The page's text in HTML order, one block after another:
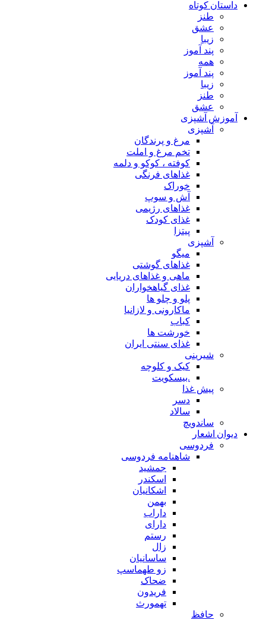
داستان کوتاه
طنز
عشق
زیبا
پند آموز
همه
پند آموز
زیبا
طنز
عشق
آموزش آشپزی
آشپزی
مرغ و پرندگان
تخم مرغ و املت
کوفته ، کوکو و دلمه
غذاهای فرنگی
خوراک
آش و سوپ
غذاهای رژیمی
غذای کودک
پیتزا
آشپزی
میگو
غذاهای گوشتی
ماهی و غذاهای دریایی
غذای گیاهخواران
پلو و چلو ها
ماکارونی و لازانیا
کباب
خورشت ها
غذای سنتی ایران
شیرینی
کیک و کلوچه
.بیسکویت
پیش غذا
دسر
سالاد
ساندویچ
دیوان اشعار
فردوسی
شاهنامه فردوسی
جمشید
اسکندر
اشکانیان
بهمن
داراب
دارای
رستم
زال
ساسانیان
زو طهماسپ‏
ضحاک
فریدون
تهمورث
حافظ